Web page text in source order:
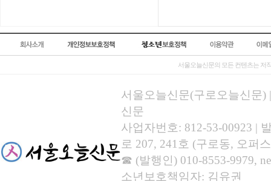
서울오늘신문의 모든 컨텐츠는 저
서울오늘신문(구로오늘신문)
신문
사업자번호: 812-53-00923 |
로 207, 241호 (구로동, 오퍼
☎ (발행인) 010-8553-9979,
소년보호책임자: 김유권